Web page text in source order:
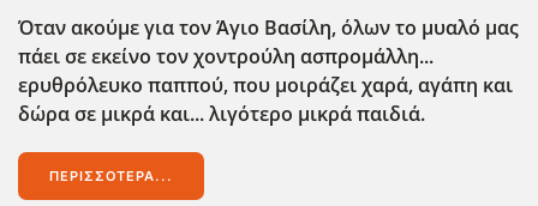
Όταν ακούμε για τον Άγιο Βασίλη, όλων το μυαλό μας
πάει σε εκείνο τον χοντρούλη ασπρομάλλη...
ερυθρόλευκο παππού, που μοιράζει χαρά, αγάπη και
δώρα σε μικρά και... λιγότερο μικρά παιδιά.
ΠΕΡΙΣΣΌΤΕΡΑ...